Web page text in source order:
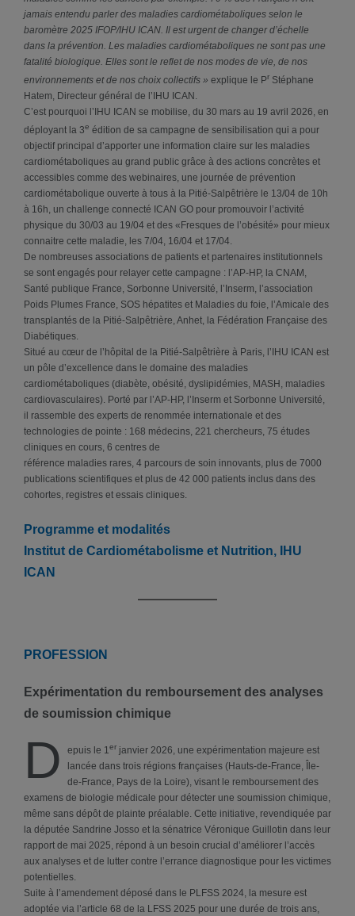
jamais entendu parler des maladies cardiométaboliques selon le
baromètre 2025 IFOP/IHU ICAN. Il est urgent de changer d’échelle
dans la prévention. Les maladies cardiométaboliques ne sont pas une
fatalité biologique. Elles sont le reflet de nos modes de vie, de nos
environnements et de nos choix collectifs » explique le Pr Stéphane
Hatem, Directeur général de l’IHU ICAN.
C’est pourquoi l’IHU ICAN se mobilise, du 30 mars au 19 avril 2026, en
déployant la 3e édition de sa campagne de sensibilisation qui a pour
objectif principal d’apporter une information claire sur les maladies
cardiométaboliques au grand public grâce à des actions concrètes et
accessibles comme des webinaires, une journée de prévention
cardiométabolique ouverte à tous à la Pitié-Salpêtrière le 13/04 de 10h
à 16h, un challenge connecté ICAN GO pour promouvoir l’activité
physique du 30/03 au 19/04 et des «Fresques de l’obésité» pour mieux
connaitre cette maladie, les 7/04, 16/04 et 17/04.
De nombreuses associations de patients et partenaires institutionnels
se sont engagés pour relayer cette campagne : l’AP-HP, la CNAM,
Santé publique France, Sorbonne Université, l’Inserm, l’association
Poids Plumes France, SOS hépatites et Maladies du foie, l’Amicale des
transplantés de la Pitié-Salpêtrière, Anhet, la Fédération Française des
Diabétiques.
Situé au cœur de l’hôpital de la Pitié-Salpêtrière à Paris, l’IHU ICAN est
un pôle d’excellence dans le domaine des maladies
cardiométaboliques (diabète, obésité, dyslipidémies, MASH, maladies
cardiovasculaires). Porté par l’AP-HP, l’Inserm et Sorbonne Université,
il rassemble des experts de renommée internationale et des
technologies de pointe : 168 médecins, 221 chercheurs, 75 études
cliniques en cours, 6 centres de
référence maladies rares, 4 parcours de soin innovants, plus de 7000
publications scientifiques et plus de 42 000 patients inclus dans des
cohortes, registres et essais cliniques.
Programme et modalités
Institut de Cardiométabolisme et Nutrition, IHU
ICAN
PROFESSION
Expérimentation du remboursement des analyses
de soumission chimique
D epuis le 1 erjanvier 2026, une expérimentation majeure est
lancée dans trois régions françaises (Hauts-de-France, Île-
de-France, Pays de la Loire), visant le remboursement des
examens de biologie médicale pour détecter une soumission chimique,
même sans dépôt de plainte préalable. Cette initiative, revendiquée par
la députée Sandrine Josso et la sénatrice Véronique Guillotin dans leur
rapport de mai 2025, répond à un besoin crucial d’améliorer l’accès
aux analyses et de lutter contre l’errance diagnostique pour les victimes
potentielles.
Suite à l’amendement déposé dans le PLFSS 2024, la mesure est
adoptée via l’article 68 de la LFSS 2025 pour une durée de trois ans,